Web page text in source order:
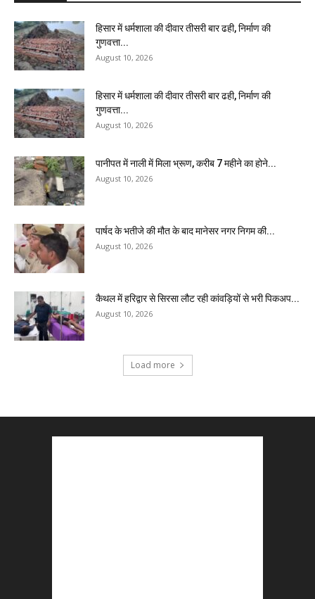
हिसार में धर्मशाला की दीवार तीसरी बार ढही, निर्माण की
गुणवत्ता...
August 10, 2026
हिसार में धर्मशाला की दीवार तीसरी बार ढही, निर्माण की
गुणवत्ता...
August 10, 2026
पानीपत में नाली में मिला भ्रूण, करीब 7 महीने का होने...
August 10, 2026
पार्षद के भतीजे की मौत के बाद मानेसर नगर निगम की...
August 10, 2026
कैथल में हरिद्वार से सिरसा लौट रही कांवड़ियों से भरी पिकअप...
August 10, 2026
Load more